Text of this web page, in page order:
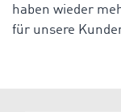
haben wieder
für unsere